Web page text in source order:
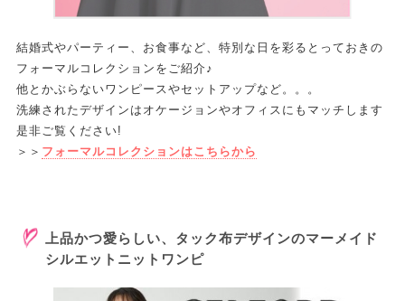
結婚式やパーティー、お食事など、特別な日を彩るとっておきの
フォーマルコレクションをご紹介♪
他とかぶらないワンピースやセットアップなど。。。
洗練されたデザインはオケージョンやオフィスにもマッチします
是非ご覧ください!
＞＞ フォーマルコレクションはこちらから
上品かつ愛らしい、タック布デザインのマーメイド
シルエットニットワンピ